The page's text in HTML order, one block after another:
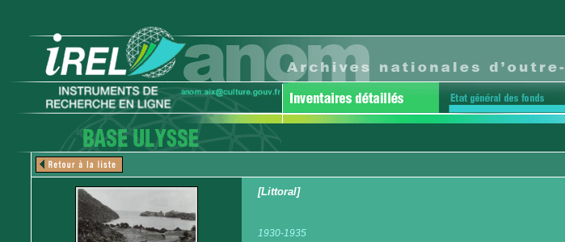
[Littoral]
1930-1935